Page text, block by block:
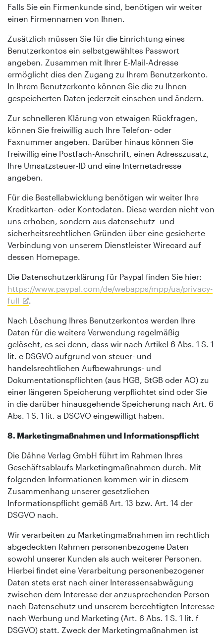
Falls Sie ein Firmenkunde sind, benötigen wir weiter
einen Firmennamen von Ihnen.
Zusätzlich müssen Sie für die Einrichtung eines
Benutzerkontos ein selbstgewähltes Passwort
angeben. Zusammen mit Ihrer E-Mail-Adresse
ermöglicht dies den Zugang zu Ihrem Benutzerkonto.
In Ihrem Benutzerkonto können Sie die zu Ihnen
gespeicherten Daten jederzeit einsehen und ändern.
Zur schnelleren Klärung von etwaigen Rückfragen,
können Sie freiwillig auch Ihre Telefon- oder
Faxnummer angeben. Darüber hinaus können Sie
freiwillig eine Postfach-Anschrift, einen Adresszusatz,
Ihre Umsatzsteuer-ID und eine Internetadresse
angeben.
Für die Bestellabwicklung benötigen wir weiter Ihre
Kreditkarten- oder Kontodaten. Diese werden nicht von
uns erhoben, sondern aus datenschutz- und
sicherheitsrechtlichen Gründen über eine gesicherte
Verbindung von unserem Dienstleister Wirecard auf
dessen Homepage.
Die Datenschutzerklärung für Paypal finden Sie hier:
https://www.paypal.com/de/webapps/mpp/ua/privacy-
full
Nach Löschung Ihres Benutzerkontos werden Ihre
Daten für die weitere Verwendung regelmäßig
gelöscht, es sei denn, dass wir nach Artikel 6 Abs. 1 S. 1
lit. c DSGVO aufgrund von steuer- und
handelsrechtlichen Aufbewahrungs- und
Dokumentationspflichten (aus HGB, StGB oder AO) zu
einer längeren Speicherung verpflichtet sind oder Sie
in die darüber hinausgehende Speicherung nach Art. 6
Abs. 1 S. 1 lit. a DSGVO eingewilligt haben.
8. Marketingmaßnahmen und Informationspflicht
Die Dähne Verlag GmbH führt im Rahmen Ihres
Geschäftsablaufs Marketingmaßnahmen durch. Mit
folgenden Informationen kommen wir in diesem
Zusammenhang unserer gesetzlichen
Informationspflicht gemäß Art. 13 bzw. Art. 14 der
DSGVO nach.
Wir verarbeiten zu Marketingmaßnahmen im rechtlich
abgedeckten Rahmen personenbezogene Daten
sowohl unserer Kunden als auch weiterer Personen.
Hierbei findet eine Verarbeitung personenbezogener
Daten stets erst nach einer Interessensabwägung
zwischen dem Interesse der anzusprechenden Person
nach Datenschutz und unserem berechtigten Interesse
nach Werbung und Marketing (Art. 6 Abs. 1 S. 1 lit. f
DSGVO) statt. Zweck der Marketingmaßnahmen ist